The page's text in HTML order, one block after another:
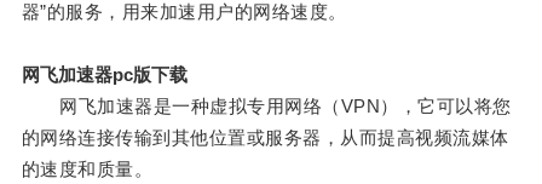
器”的服务，用来加速用户的网络速度。
网飞加速器pc版下载
网飞加速器是一种虚拟专用网络（VPN），它可以将您
的网络连接传输到其他位置或服务器，从而提高视频流媒体
的速度和质量。